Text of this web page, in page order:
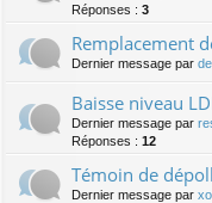
Réponses : 3
Remplacement
Dernier message par
Baisse niveau
Dernier message par
Réponses : 12
Témoin de
Dernier message par